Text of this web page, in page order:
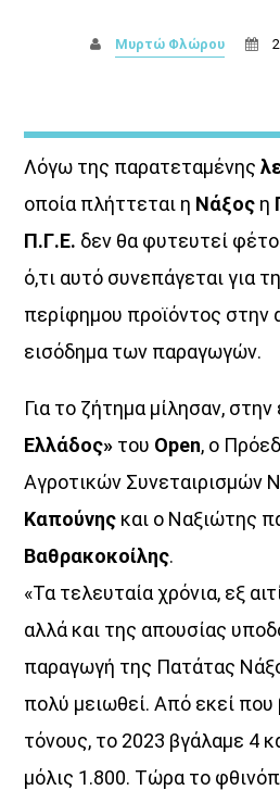
Μια Θάλασσα
Title:Νησιώτικη μουσική και
Voice σε...«Μια θάλασσα
Η Κατερίνα Φακίνου ταξιδεύει
νησί με παραδοσιακές,
τραγούδια που …γεμίζουν τα
και τηναλμύρα της
τραγούδια» μόνο από την
107,5
Μυρτώ Φλώρου
Λόγω της παρατεταμένης
οποία πλήττεται η Νάξος η
Π.Γ.Ε. δεν θα φυτευτεί
ό,τι αυτό συνεπάγεται για
περίφημου προϊόντος στην
εισόδημα των παραγωγών.
Για το ζήτημα μίλησαν,
Ελλάδος» του Open, ο
Αγροτικών Συνεταιρισμών
Καπούνης και ο Ναξιώτης
Βαθρακοκοίλης.
«Τα τελευταία χρόνια, εξ
αλλά και της απουσίας
παραγωγή της Πατάτας
πολύ μειωθεί. Από εκεί που
τόνους, το 2023 βγάλαμε 4
μόλις 1.800. Τώρα το